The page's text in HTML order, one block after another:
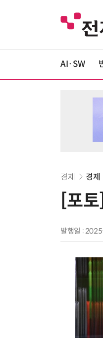
AI·SW
경제 경제
[포
발행일 :